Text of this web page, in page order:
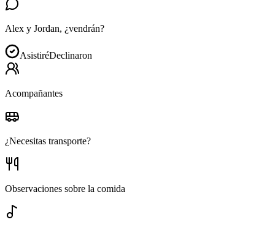
Alex y Jordan, ¿vendrán?
AsistiréDeclinaron
Acompañantes
¿Necesitas transporte?
Observaciones sobre la comida